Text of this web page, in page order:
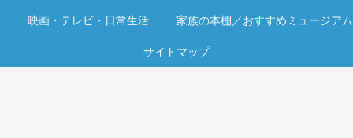
映画・テレビ・日常生活 家族の本棚／おすすめミュージアム
サイトマップ